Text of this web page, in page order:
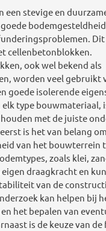
een stevige en
cellenbetonblokken.
ook wel bekend als
worden veel gebruikt
goede isolerende
elk type bouwmateriaal,
met de juiste
is het van belang
van het bouwterrein
zoals klei,
draagkracht en
van de
kan helpen bij
het bepalen van
is de keuze van